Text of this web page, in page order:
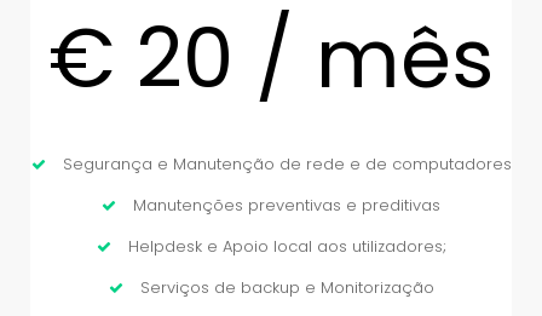
€ 20 / mês
Segurança e Manutenção de rede e de computadores
Manutenções preventivas e preditivas
Helpdesk e Apoio local aos utilizadores;
Serviços de backup e Monitorização